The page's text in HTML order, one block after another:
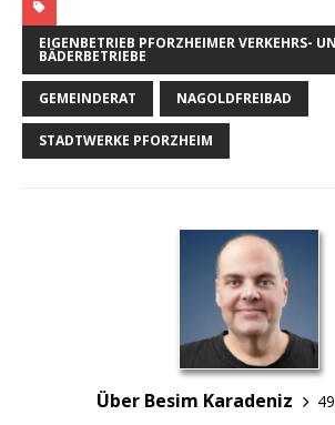
EIGENBETRIEB PFORZHEIMER VERKEHRS-
BÄDERBETRIEBE
GEMEINDERAT NAGOLDFREIBAD
STADTWERKE PFORZHEIM
Über Besim Karadeniz